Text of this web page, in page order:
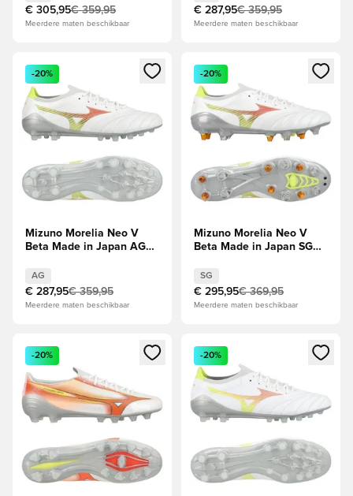
€ 305,95€ 359,95
Meerdere maten beschikbaar
€ 287,95€ 359,95
Meerdere maten beschikbaar
Opent een venster om in te loggen of je aan te melden als
-20%
Mizuno Morelia Neo V
Beta Made in Japan AG
Wit/Oranje/Evening Prim
AG
€ 287,95€ 359,95
Meerdere maten beschikbaar
Opent een venster om in te
-20%
Mizuno Morelia Neo V
Beta Made in Japan SG
Wit/Oranje/Evening Prim
SG
€ 295,95€ 369,95
Meerdere maten beschikbaar
Opent een venster om in te loggen of je aan te melden als
-20%
Opent een venster om in te
-20%